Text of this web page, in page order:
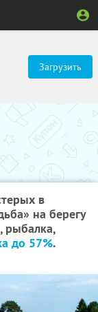
Загрузить
в
на берегу
рыбалка,
до 57%.